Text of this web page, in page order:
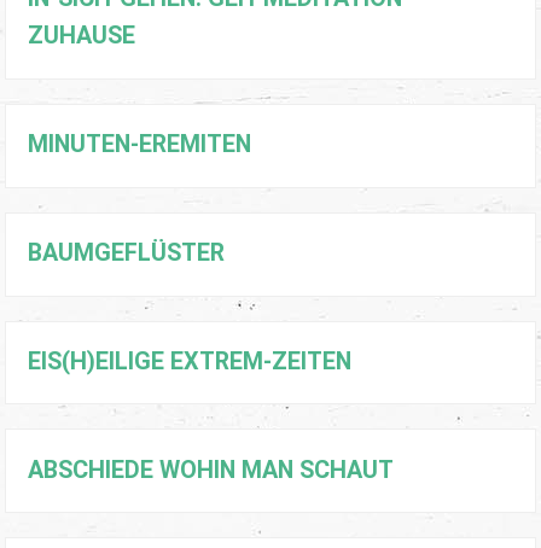
ZUHAUSE
MINUTEN-EREMITEN
BAUMGEFLÜSTER
EIS(H)EILIGE EXTREM-ZEITEN
ABSCHIEDE WOHIN MAN SCHAUT